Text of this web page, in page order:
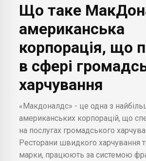
Що таке
американська
корпорація, що
в сфері
харчування
«Макдоналдс» - це одна з
американських корпорацій, що
на послугах громадського
Ресторани швидкого харчування
марки, працюють за системою